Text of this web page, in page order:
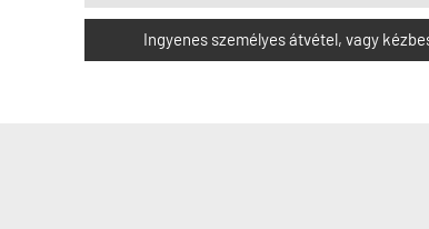
Ingyenes személyes átvétel, vagy